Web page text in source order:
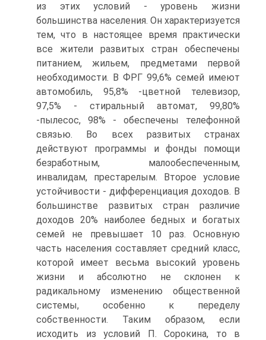
из этих условий - уровень жизни
большинства населения. Он характеризуется
тем, что в настоящее время практически
все жители развитых стран обеспечены
питанием, жильем, предметами первой
необходимости. В ФРГ 99,6% семей имеют
автомобиль, 95,8% -цветной телевизор,
97,5% - стиральный автомат, 99,80%
-пылесос, 98% - обеспечены телефонной
связью. Во всех развитых странах
действуют программы и фонды помощи
безработным, малообеспеченным,
инвалидам, престарелым. Второе условие
устойчивости - дифференциация доходов. В
большинстве развитых стран различие
доходов 20% наиболее бедных и богатых
семей не превышает 10 раз. Основную
часть населения составляет средний класс,
которой имеет весьма высокий уровень
жизни и абсолютно не склонен к
радикальному изменению общественной
системы, особенно к переделу
собственности. Таким образом, если
исходить из условий П. Сорокина, то в